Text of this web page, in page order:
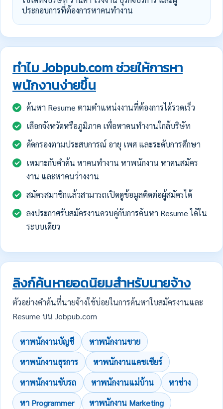
ประกอบการที่ต้องการหาคนทำงาน
ทำไม Jobpub.com ช่วยให้การหา
พนักงานง่ายขึ้น
ค้นหา Resume ตามตำแหน่งงานที่ต้องการได้รวดเร็ว
เลือกจังหวัดหรือภูมิภาค เพื่อหาคนทำงานใกล้บริษัท
คัดกรองตามประสบการณ์ อายุ เพศ และระดับการศึกษา
เหมาะกับคำค้น หาคนทำงาน หาพนักงาน หาคนสมัคร
งาน และหาคนว่างงาน
สมัครสมาชิกแล้วสามารถเปิดดูข้อมูลติดต่อผู้สมัครได้
ลงประกาศรับสมัครงานควบคู่กับการค้นหา Resume ได้ใน
ระบบเดียว
ลิงก์ค้นหายอดนิยมสำหรับนายจ้าง
ตัวอย่างคำค้นที่นายจ้างใช้บ่อยในการค้นหาใบสมัครงานและ
Resume บน Jobpub.com
หาพนักงานบัญชี
หาพนักงานขาย
หาพนักงานธุรการ
หาพนักงานแคชเชียร์
หาพนักงานขับรถ
หาพนักงานแม่บ้าน
หาช่าง
หา Programmer
หาพนักงาน Marketing